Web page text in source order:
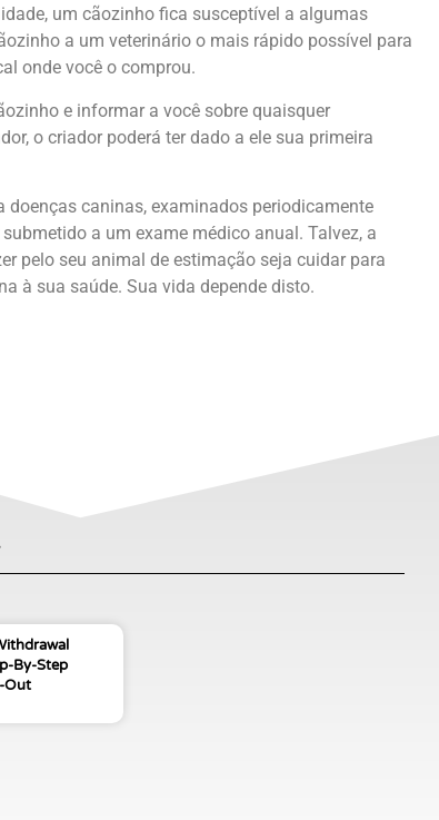
um cãozinho fica susceptível a algumas
a um veterinário o mais rápido possível para
onde você o comprou.
e informar a você sobre quaisquer
o criador poderá ter dado a ele sua primeira
caninas, examinados periodicamente
a um exame médico anual. Talvez, a
pelo seu animal de estimação seja cuidar para
à sua saúde. Sua vida depende disto.
By-Step
Out